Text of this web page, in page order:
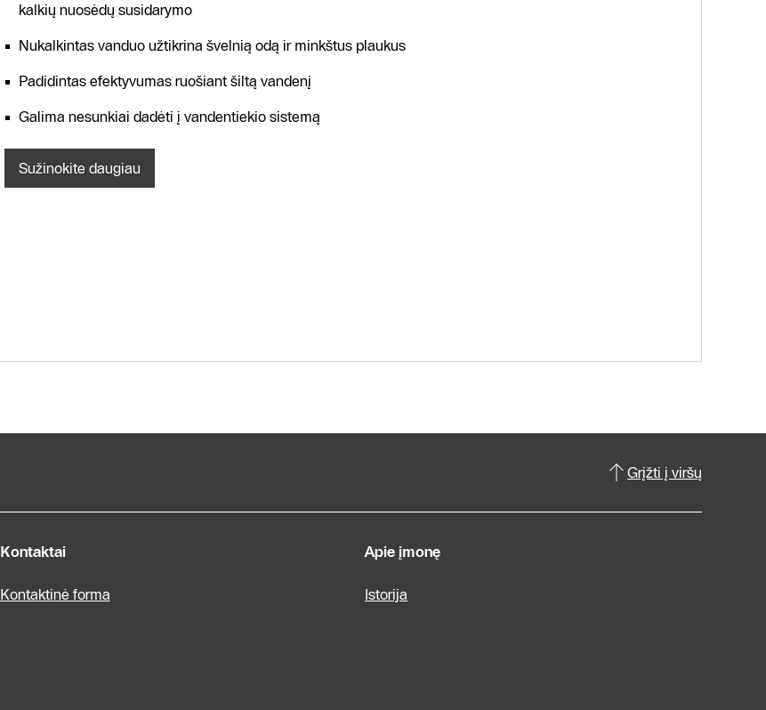
kalkių nuosėdų susidarymo
Nukalkintas vanduo užtikrina švelnią odą ir minkštus plaukus
Padidintas efektyvumas ruošiant šiltą vandenį
Galima nesunkiai dadėti į vandentiekio sistemą
Sužinokite daugiau
Grįžti į viršų
Kontaktai
Kontaktinė forma
Apie įmonę
Istorija